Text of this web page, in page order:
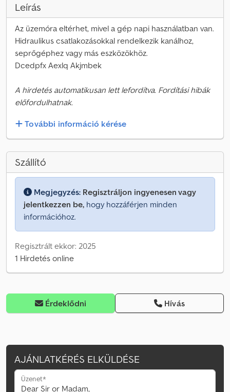
Leírás
Az üzemóra eltérhet, mivel a gép napi használatban van.
Hidraulikus csatlakozásokkal rendelkezik kanálhoz,
seprőgéphez vagy más eszközökhöz.
Dcedpfx Aexlq Akjmbek
A hirdetés automatikusan lett lefordítva. Fordítási hibák
előfordulhatnak.
További információ kérése
Szállító
Megjegyzés: Regisztráljon ingyenesen vagy
jelentkezzen be, hogy hozzáférjen minden
információhoz.
Regisztrált ekkor: 2025
1 Hirdetés online
Érdeklődni Hívás
AJÁNLATKÉRÉS ELKÜLDÉSE
Üzenet*